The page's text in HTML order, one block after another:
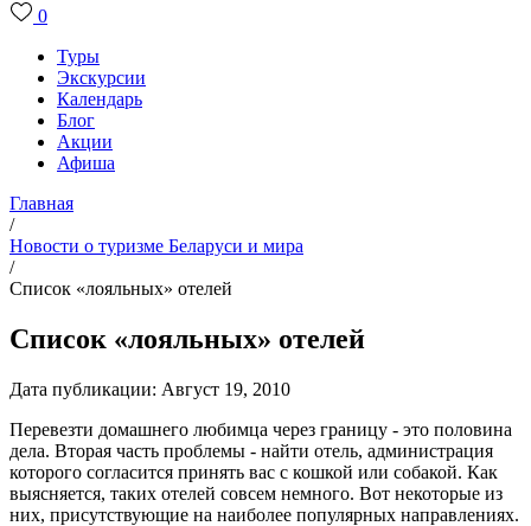
0
Туры
Экскурсии
Календарь
Блог
Акции
Афиша
Главная
/
Новости о туризме Беларуси и мира
/
Список «лояльных» отелей
Список «лояльных» отелей
Дата публикации: Август 19, 2010
Перевезти домашнего любимца через границу - это половина
дела. Вторая часть проблемы - найти отель, администрация
которого согласится принять вас с кошкой или собакой. Как
выясняется, таких отелей совсем немного. Вот некоторые из
них, присутствующие на наиболее по­пулярных направлениях.